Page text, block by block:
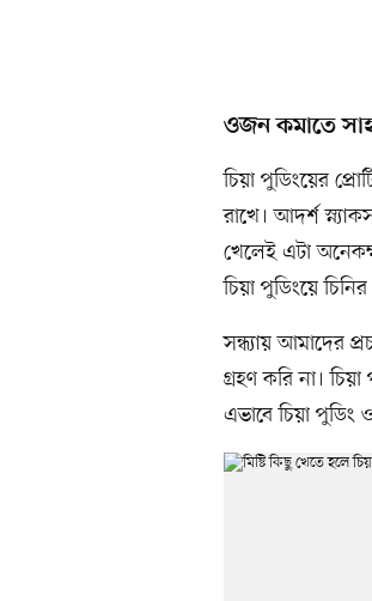
ওজন কমাতে
চিয়া পুডিংয়ের
রাখে। আদর্শ
খেলেই এটা
চিয়া পুডিংয়ে
সন্ধ‌্যায় আমাদের
গ্রহণ করি না।
এভাবে চিয়া